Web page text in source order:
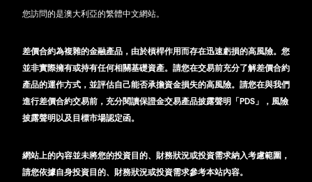
您訪問的是澳大利亞的繁體中文網站。
差價合約為複雜的金融產品，由於槓桿作用而存在迅速虧損的高風險。您
並非實際擁有或持有任何相關基礎資產。請您在交易前充分了解差價合約
產品的運作方式，並評估自己能否承擔資金損失的高風險。請您在與我們
進行差價合約交易前，充分閱讀保證金交易產品披露聲明「PDS」，風險
披露聲明以及目標市場認定函。
網站上的內容並未將您的投資目的、財務狀況或投資需求納入考慮範圍，
請您依據自身投資目的、財務狀況或投資需求參考本站內容。